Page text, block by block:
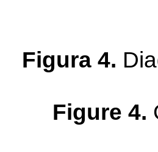
Figura 4.
Figure 4.